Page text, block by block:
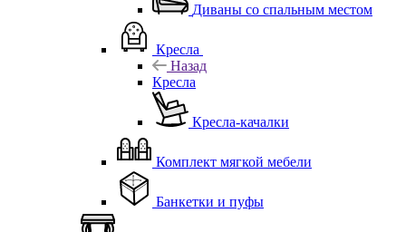
Диваны со спальным местом
Кресла
Назад
Кресла
Кресла-качалки
Комплект мягкой мебели
Банкетки и пуфы